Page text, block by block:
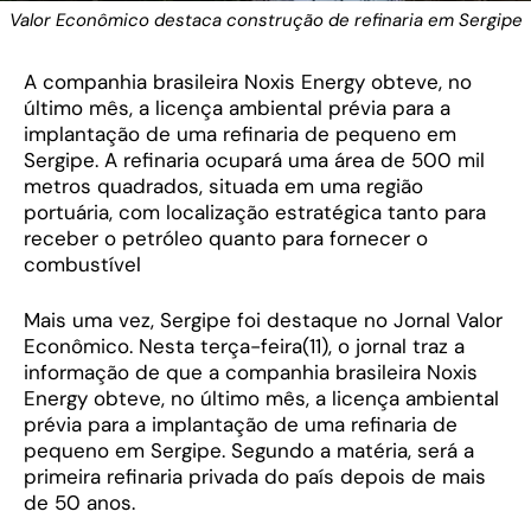
Valor Econômico destaca construção de refinaria em Sergipe
A companhia brasileira Noxis Energy obteve, no
último mês, a licença ambiental prévia para a
implantação de uma refinaria de pequeno em
Sergipe. A refinaria ocupará uma área de 500 mil
metros quadrados, situada em uma região
portuária, com localização estratégica tanto para
receber o petróleo quanto para fornecer o
combustível
Mais uma vez, Sergipe foi destaque no Jornal Valor
Econômico. Nesta terça-feira(11), o jornal traz a
informação de que a companhia brasileira Noxis
Energy obteve, no último mês, a licença ambiental
prévia para a implantação de uma refinaria de
pequeno em Sergipe. Segundo a matéria, será a
primeira refinaria privada do país depois de mais
de 50 anos.